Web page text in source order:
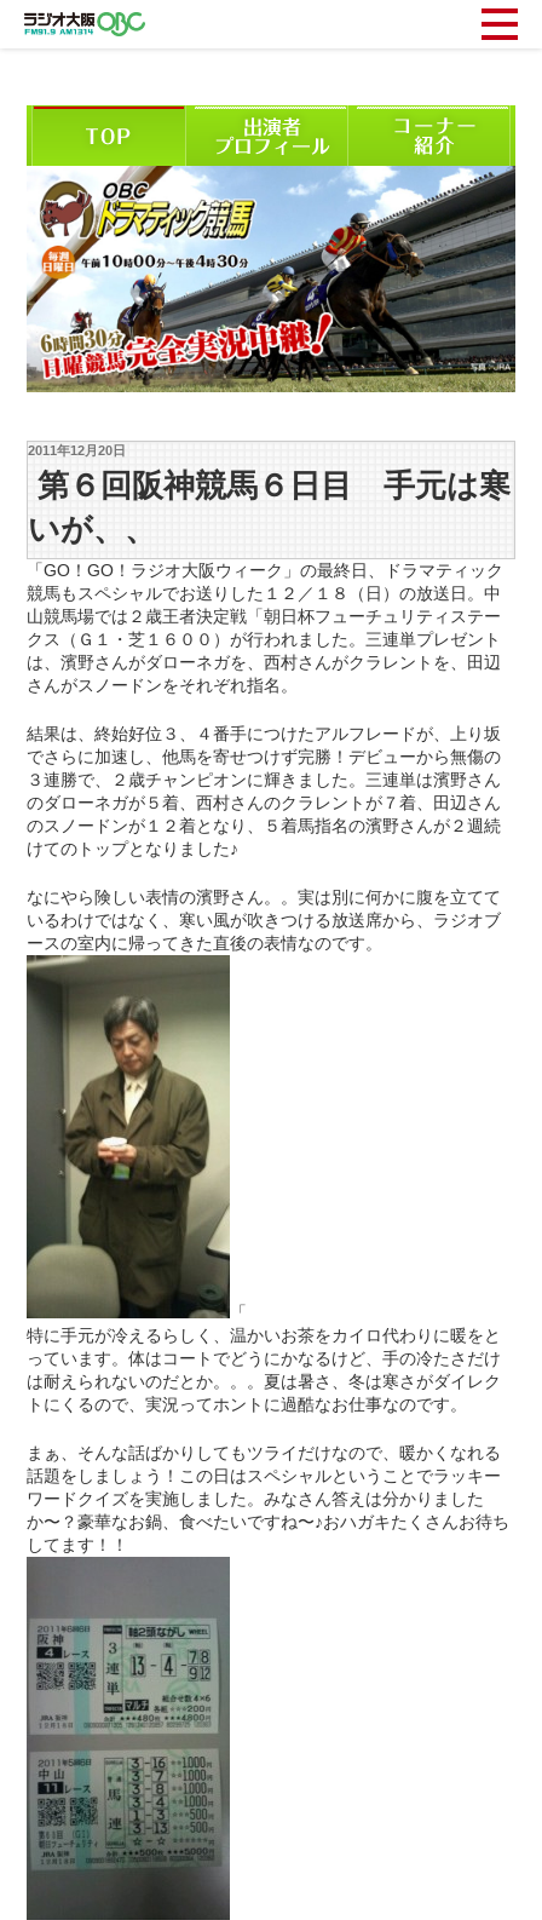
2011年12月20日
第６回阪神競馬６日目 手元は寒
いが、、
「GO！GO！ラジオ大阪ウィーク」の最終日、ドラマティック
競馬もスペシャルでお送りした１２／１８（日）の放送日。中
山競馬場では２歳王者決定戦「朝日杯フューチュリティステー
クス（Ｇ１・芝１６００）が行われました。三連単プレゼント
は、濱野さんがダローネガを、西村さんがクラレントを、田辺
さんがスノードンをそれぞれ指名。
結果は、終始好位３、４番手につけたアルフレードが、上り坂
でさらに加速し、他馬を寄せつけず完勝！デビューから無傷の
３連勝で、２歳チャンピオンに輝きました。三連単は濱野さん
のダローネガが５着、西村さんのクラレントが７着、田辺さん
のスノードンが１２着となり、５着馬指名の濱野さんが２週続
けてのトップとなりました♪
なにやら険しい表情の濱野さん。。実は別に何かに腹を立てて
いるわけではなく、寒い風が吹きつける放送席から、ラジオブ
ースの室内に帰ってきた直後の表情なのです。
「
特に手元が冷えるらしく、温かいお茶をカイロ代わりに暖をと
っています。体はコートでどうにかなるけど、手の冷たさだけ
は耐えられないのだとか。。。夏は暑さ、冬は寒さがダイレク
トにくるので、実況ってホントに過酷なお仕事なのです。
まぁ、そんな話ばかりしてもツライだけなので、暖かくなれる
話題をしましょう！この日はスペシャルということでラッキー
ワードクイズを実施しました。みなさん答えは分かりました
か〜？豪華なお鍋、食べたいですね〜♪おハガキたくさんお待ち
してます！！